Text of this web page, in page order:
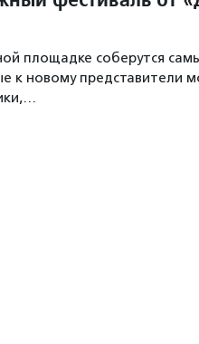
площадке соберутся
к новому представители